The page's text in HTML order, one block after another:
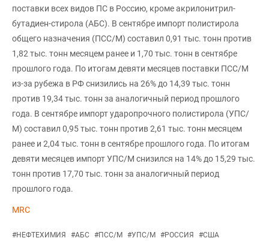
поставки всех видов ПС в Россию, кроме акрилонитрил-
бутадиен-стирола (АБС). В сентябре импорт полистирола
общего назначения (ПСС/М) составил 0,91 тыс. тонн против
1,82 тыс. тонн месяцем ранее и 1,70 тыс. тонн в сентябре
прошлого года. По итогам девяти месяцев поставки ПСС/М
из-за рубежа в РФ снизились на 26% до 14,39 тыс. тонн
против 19,34 тыс. тонн за аналогичный период прошлого
года. В сентябре импорт ударопрочного полистирола (УПС/
М) составил 0,95 тыс. тонн против 2,61 тыс. тонн месяцем
ранее и 2,04 тыс. тонн в сентябре прошлого года. По итогам
девяти месяцев импорт УПС/М снизился на 14% до 15,29 тыс.
тонн против 17,70 тыс. тонн за аналогичный период
прошлого года.
MRC
#НЕФТЕХИМИЯ #АБС #ПСС/М #УПС/М #РОССИЯ #США